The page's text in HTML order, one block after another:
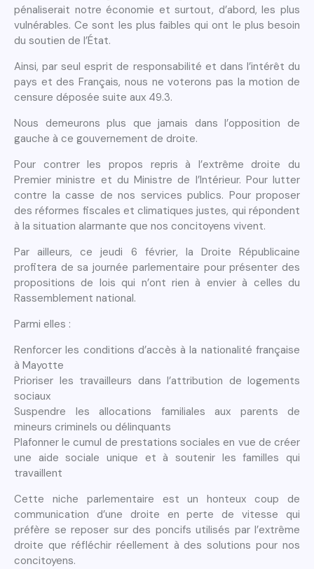
pénaliserait notre économie et surtout, d’abord, les plus
vulnérables. Ce sont les plus faibles qui ont le plus besoin
du soutien de l’État.
Ainsi, par seul esprit de responsabilité et dans l’intérêt du
pays et des Français, nous ne voterons pas la motion de
censure déposée suite aux 49.3.
Nous demeurons plus que jamais dans l’opposition de
gauche à ce gouvernement de droite.
Pour contrer les propos repris à l’extrême droite du
Premier ministre et du Ministre de l’Intérieur. Pour lutter
contre la casse de nos services publics. Pour proposer
des réformes fiscales et climatiques justes, qui répondent
à la situation alarmante que nos concitoyens vivent.
Par ailleurs, ce jeudi 6 février, la Droite Républicaine
profitera de sa journée parlementaire pour présenter des
propositions de lois qui n’ont rien à envier à celles du
Rassemblement national.
Parmi elles :
Renforcer les conditions d’accès à la nationalité française
à Mayotte
Prioriser les travailleurs dans l’attribution de logements
sociaux
Suspendre les allocations familiales aux parents de
mineurs criminels ou délinquants
Plafonner le cumul de prestations sociales en vue de créer
une aide sociale unique et à soutenir les familles qui
travaillent
Cette niche parlementaire est un honteux coup de
communication d’une droite en perte de vitesse qui
préfère se reposer sur des poncifs utilisés par l’extrême
droite que réfléchir réellement à des solutions pour nos
concitoyens.